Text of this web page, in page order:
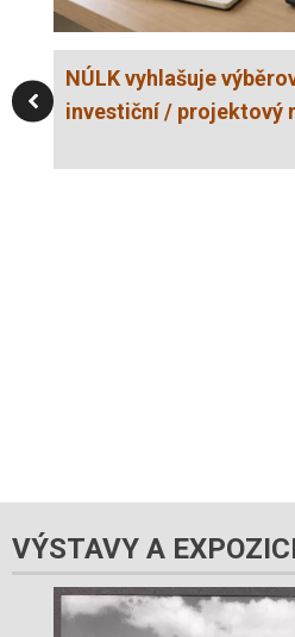
NÚLK vyhlašuje
investiční / projektový
VÝSTAVY A